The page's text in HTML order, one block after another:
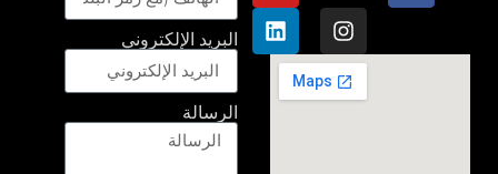
البريد الإلكتروني
الرسالة